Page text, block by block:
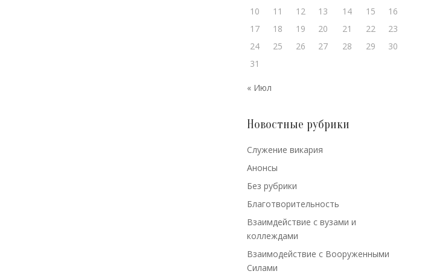
10
11 12 13 14 15
16
17
18 19 20 21 22
23
24
25 26 27 28 29
30
31
« Июл
Новостные рубрики
Cлужение викария
Анонсы
Без рубрики
Благотворительность
Взаимдействие с вузами и
коллеждами
Взаимодействие с Вооруженными
Силами